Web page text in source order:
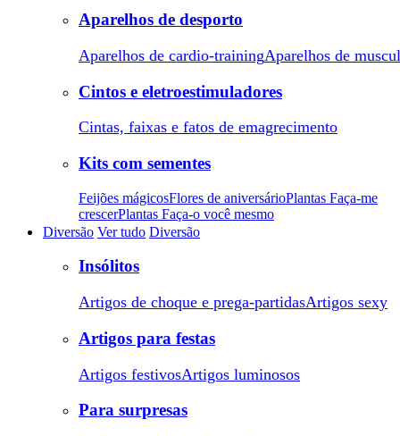
Aparelhos de desporto
Aparelhos de cardio-trainingAparelhos de
Cintos e eletroestimuladores
Cintas, faixas e fatos de emagrecimento
Kits com sementes
Feijões mágicosFlores de aniversárioPlantas Faça-me
crescerPlantas Faça-o você mesmo
Diversão Ver tudo Diversão
Insólitos
Artigos de choque e prega-partidasArtigos sexy
Artigos para festas
Artigos festivosArtigos luminosos
Para surpresas